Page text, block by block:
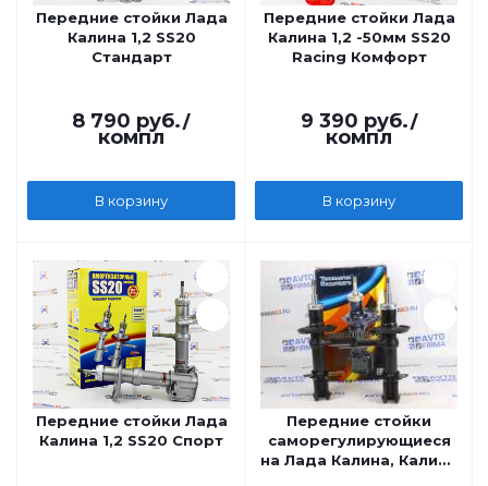
Передние стойки Лада
Калина 1,2 SS20
Стандарт
8 790 руб./
компл
В корзину
Передние стойки Лада
Калина 1,2 -50мм SS20
Racing Комфорт
9 390 руб./
компл
В корзину
Передние стойки Лада
Калина 1,2 SS20 Спорт
Передние стойки
саморегулирующиеся
на Лада Калина, Калина